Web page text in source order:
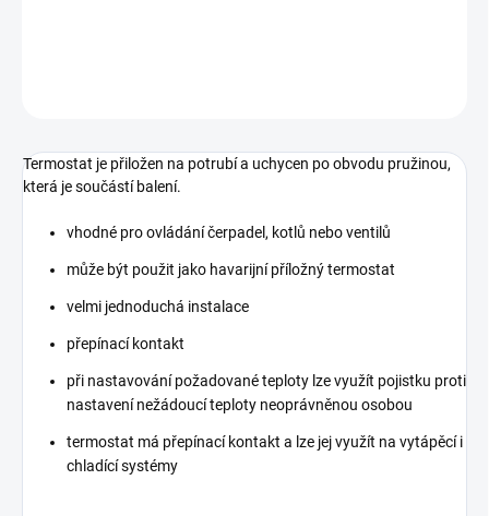
Termostat je přiložen na potrubí a uchycen po obvodu pružinou,
která je součástí balení.
vhodné pro ovládání čerpadel, kotlů nebo ventilů
může být použit jako havarijní příložný termostat
velmi jednoduchá instalace
přepínací kontakt
při nastavování požadované teploty lze využít pojistku proti
nastavení nežádoucí teploty neoprávněnou osobou
termostat má přepínací kontakt a lze jej využít na vytápěcí i
chladící systémy